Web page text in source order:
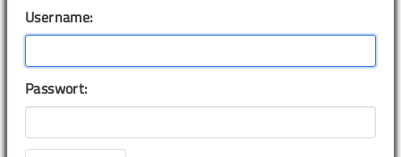
Username:
Passwort: